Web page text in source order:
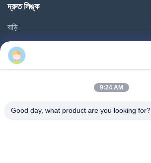
দ্রুত লিঙ্ক
বাড়ি
পণ্য
ভিডিও
গুণগত মান নিয়ন্ত্রণ
9:24 AM
Good day, what product are you looking for?